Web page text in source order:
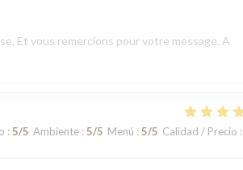
Et vous remercions pour votre message. A
: 5/5 Ambiente: 5/5 Menú : 5/5 Calidad / Precio :